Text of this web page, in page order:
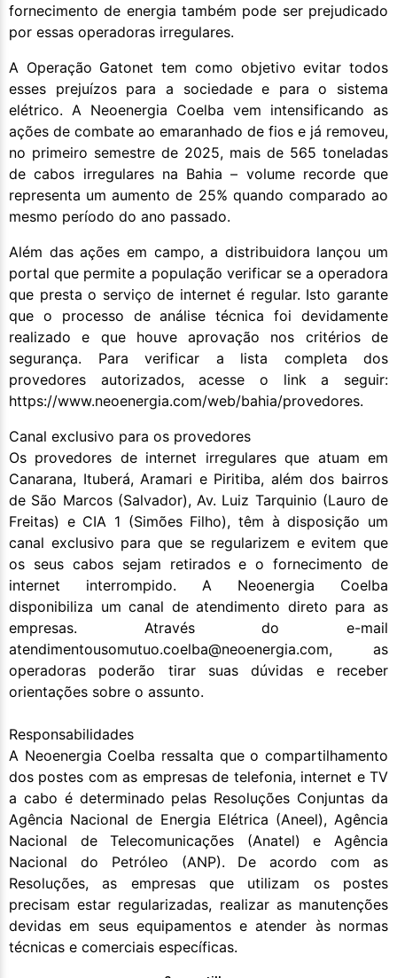
fornecimento de energia também pode ser prejudicado
por essas operadoras irregulares.
A Operação Gatonet tem como objetivo evitar todos
esses prejuízos para a sociedade e para o sistema
elétrico. A Neoenergia Coelba vem intensificando as
ações de combate ao emaranhado de fios e já removeu,
no primeiro semestre de 2025, mais de 565 toneladas
de cabos irregulares na Bahia – volume recorde que
representa um aumento de 25% quando comparado ao
mesmo período do ano passado.
Além das ações em campo, a distribuidora lançou um
portal que permite a população verificar se a operadora
que presta o serviço de internet é regular. Isto garante
que o processo de análise técnica foi devidamente
realizado e que houve aprovação nos critérios de
segurança. Para verificar a lista completa dos
provedores autorizados, acesse o link a seguir:
https://www.neoenergia.com/web/bahia/provedores.
Canal exclusivo para os provedores
Os provedores de internet irregulares que atuam em
Canarana, Ituberá, Aramari e Piritiba, além dos bairros
de São Marcos (Salvador), Av. Luiz Tarquinio (Lauro de
Freitas) e CIA 1 (Simões Filho), têm à disposição um
canal exclusivo para que se regularizem e evitem que
os seus cabos sejam retirados e o fornecimento de
internet interrompido. A Neoenergia Coelba
disponibiliza um canal de atendimento direto para as
empresas. Através do e-mail
atendimentousomutuo.coelba@neoenergia.com, as
operadoras poderão tirar suas dúvidas e receber
orientações sobre o assunto.
Responsabilidades
A Neoenergia Coelba ressalta que o compartilhamento
dos postes com as empresas de telefonia, internet e TV
a cabo é determinado pelas Resoluções Conjuntas da
Agência Nacional de Energia Elétrica (Aneel), Agência
Nacional de Telecomunicações (Anatel) e Agência
Nacional do Petróleo (ANP). De acordo com as
Resoluções, as empresas que utilizam os postes
precisam estar regularizadas, realizar as manutenções
devidas em seus equipamentos e atender às normas
técnicas e comerciais específicas.